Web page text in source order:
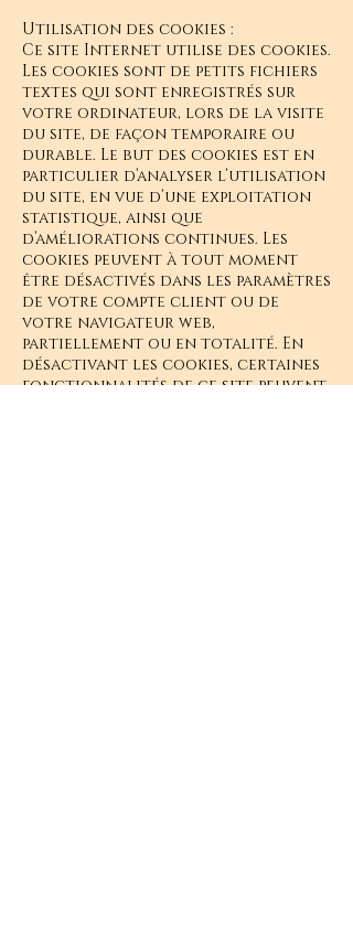
Utilisation des cookies :
Ce site Internet utilise des cookies.
Les cookies sont de petits fichiers
textes qui sont enregistrés sur
votre ordinateur, lors de la visite
du site, de façon temporaire ou
durable. Le but des cookies est en
particulier d’analyser l’utilisation
du site, en vue d’une exploitation
statistique, ainsi que
d’améliorations continues. Les
cookies peuvent à tout moment
être désactivés dans les paramètres
de votre compte client ou de
votre navigateur web,
partiellement ou en totalité. En
désactivant les cookies, certaines
fonctionnalités de ce site peuvent